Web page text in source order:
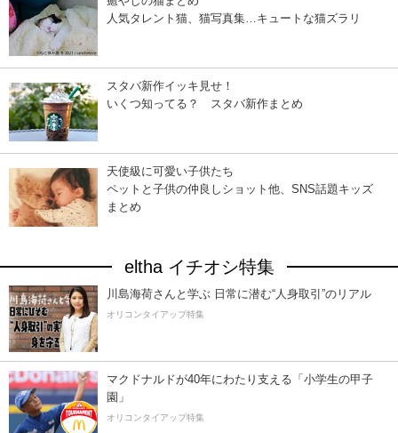
人気タレント猫、猫写真集…キュートな猫ズラリ
スタバ新作イッキ見せ！
いくつ知ってる？ スタバ新作まとめ
天使級に可愛い子供たち
ペットと子供の仲良しショット他、SNS話題キッズ
まとめ
eltha イチオシ特集
川島海荷さんと学ぶ 日常に潜む“人身取引”のリアル
オリコンタイアップ特集
マクドナルドが40年にわたり支える「小学生の甲子
園」
オリコンタイアップ特集